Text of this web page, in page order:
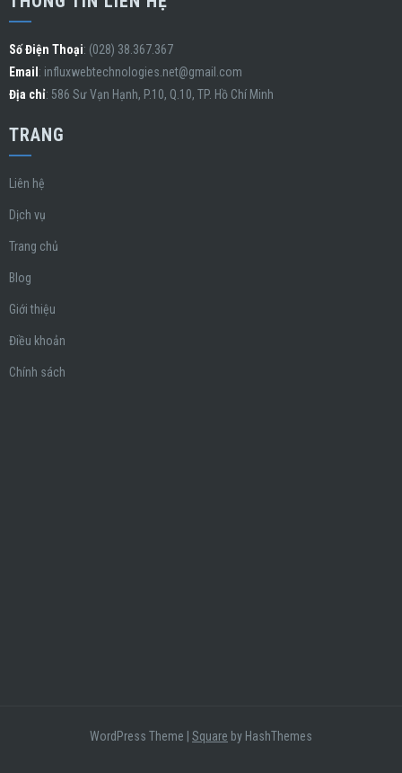
Số Điện Thoại: (028) 38.367.367
Email : influxwebtechnologies.net@gmail.com
Địa chỉ: 586 Sư Vạn Hạnh, P.10, Q.10, TP. Hồ Chí Minh
TRANG
Liên hệ
Dịch vụ
Trang chủ
Blog
Giới thiệu
Điều khoản
Chính sách
WordPress Theme Square by HashThemes